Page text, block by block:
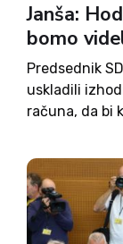
Janša:
bomo
Predsednik
uskladili
računa, da bi
kadrovski
koalicijsko